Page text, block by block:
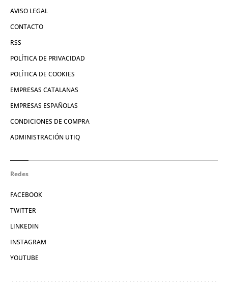
AVISO LEGAL
CONTACTO
RSS
POLÍTICA DE PRIVACIDAD
POLÍTICA DE COOKIES
EMPRESAS CATALANAS
EMPRESAS ESPAÑOLAS
CONDICIONES DE COMPRA
ADMINISTRACIÓN UTIQ
Redes
FACEBOOK
TWITTER
LINKEDIN
INSTAGRAM
YOUTUBE